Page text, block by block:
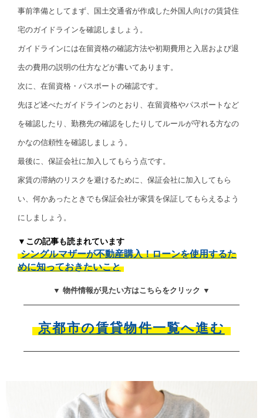
事前準備としてまず、国土交通省が作成した外国人向けの賃貸住
宅のガイドラインを確認しましょう。
ガイドラインには在留資格の確認方法や初期費用と入居および退
去の費用の説明の仕方などが書いてあります。
次に、在留資格・パスポートの確認です。
先ほど述べたガイドラインのとおり、在留資格やパスポートなど
を確認したり、勤務先の確認をしたりしてルールが守れる方なの
かなの信頼性を確認しましょう。
最後に、保証会社に加入してもらう点です。
家賃の滞納のリスクを避けるために、保証会社に加入してもら
い、何かあったときでも保証会社が家賃を保証してもらえるよう
にしましょう。
▼この記事も読まれています
シングルマザーが不動産購入！ローンを使用するた
めに知っておきたいこと
▼ 物件情報が見たい方はこちらをクリック ▼
京都市の賃貸物件一覧へ進む